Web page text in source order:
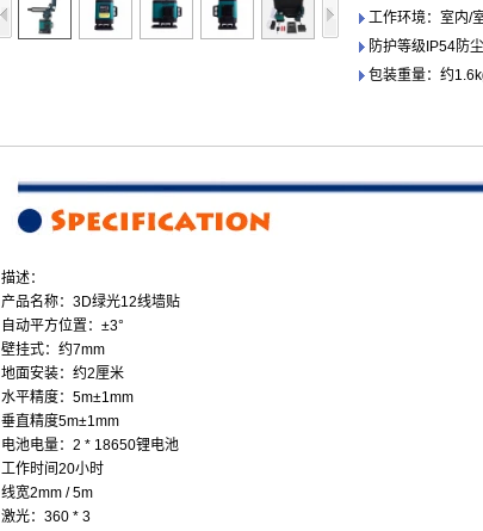
工作环境：室内/
防护等级IP54防
包装重量：约
描述：
产品名称：3D绿光12线墙贴
自动平方位置：±3°
壁挂式：约7mm
地面安装：约2厘米
水平精度：5m±1mm
垂直精度5m±1mm
电池电量：2 * 18650锂电池
工作时间20小时
线宽2mm / 5m
激光：360 * 3